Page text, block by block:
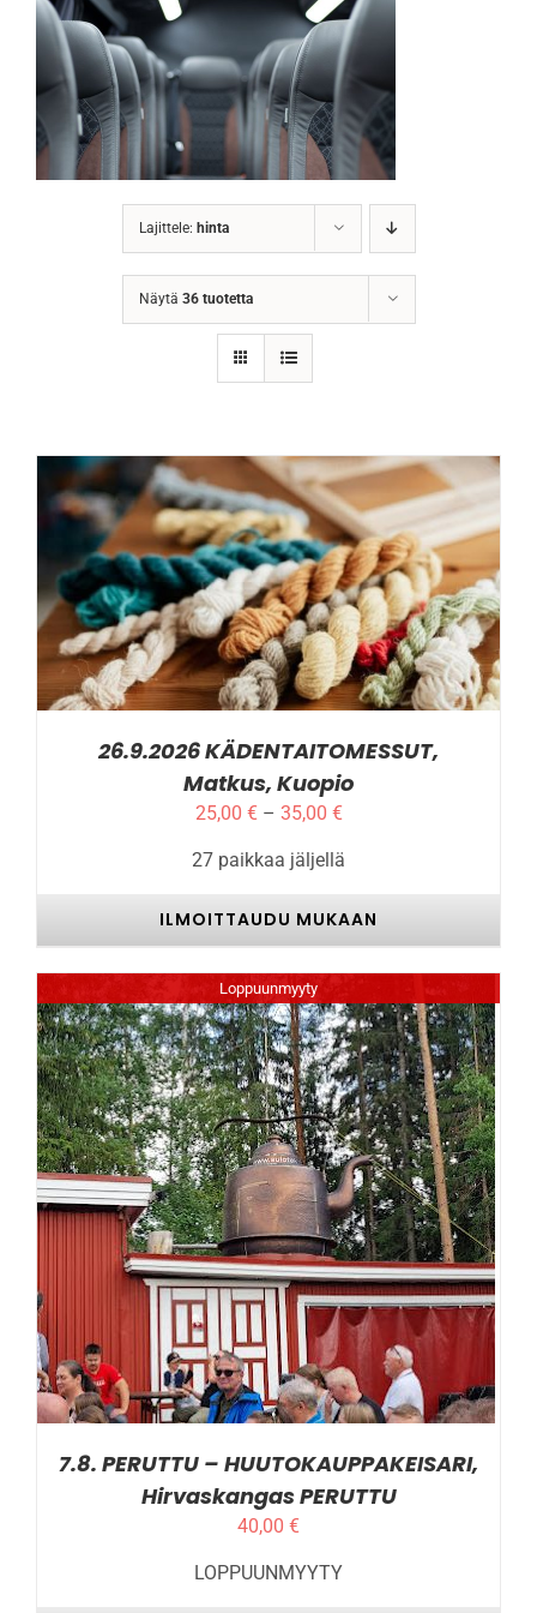
Lajittele: hinta
Näytä 36 tuotetta
ILMOITTAUDU MUKAAN TÄLLÄ
TUOTTEELLA
ON
USEAMPI
MUUNNELMA.
VOIT
VALINNAT
SIVULLA.
/ LISÄTIEDOT
26.9.2026 KÄDENTAITOMESSUT,
Matkus, Kuopio
25,00 € – 35,00 €Hintaluokka:
-
35,00 €
27 paikkaa jäljellä
ILMOITTAUDU MUKAAN
Loppuunmyyty
LISÄTIEDOT
7.8. PERUTTU – HUUTOKAUPPAKEISARI,
Hirvaskangas PERUTTU
40,00 €
LOPPUUNMYYTY